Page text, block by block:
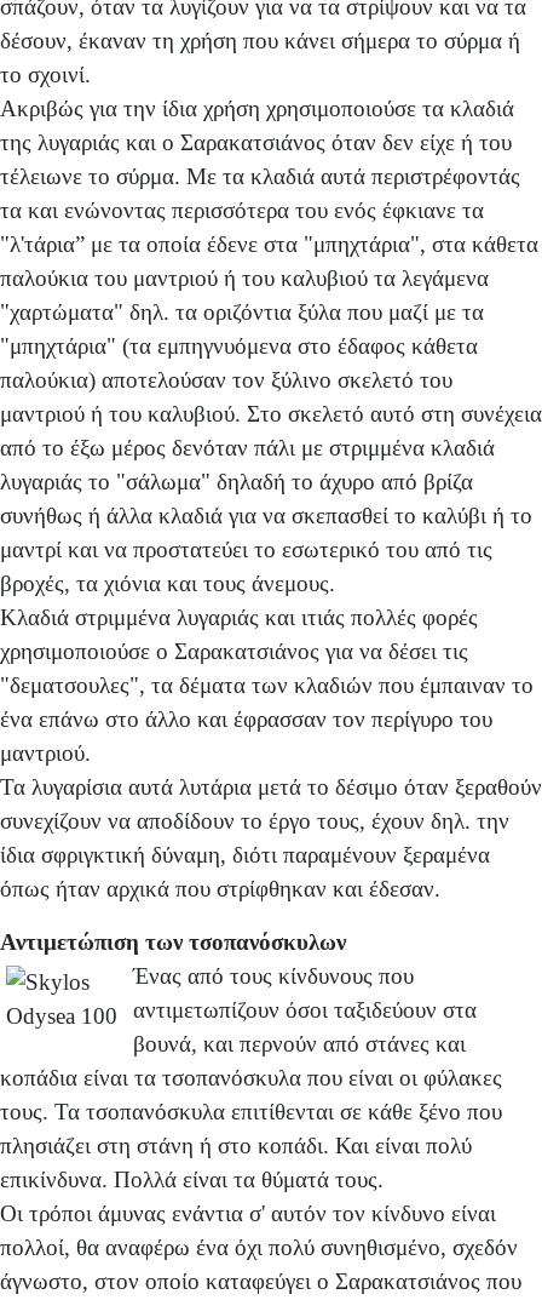
σπάζουν, όταν τα λυγίζουν για να τα στρίψουν και να τα
δέσουν, έκαναν τη χρήση που κάνει σήμερα το σύρμα ή
το σχοινί.
Ακριβώς για την ίδια χρήση χρησιμοποιούσε τα κλαδιά
της λυγαριάς και ο Σαρακατσιάνος όταν δεν είχε ή του
τέλειωνε το σύρμα. Με τα κλαδιά αυτά περιστρέφοντάς
τα και ενώνοντας περισσότερα του ενός έφκιανε τα
"λ'τάρια” με τα οποία έδενε στα "μπηχτάρια", στα κάθετα
παλούκια του μαντριού ή του καλυβιού τα λεγάμενα
"χαρτώματα" δηλ. τα οριζόντια ξύλα που μαζί με τα
"μπηχτάρια" (τα εμπηγνυόμενα στο έδαφος κάθετα
παλούκια) αποτελούσαν τον ξύλινο σκελετό του
μαντριού ή του καλυβιού. Στο σκελετό αυτό στη συνέχεια
από το έξω μέρος δενόταν πάλι με στριμμένα κλαδιά
λυγαριάς το "σάλωμα" δηλαδή το άχυρο από βρίζα
συνήθως ή άλλα κλαδιά για να σκεπασθεί το καλύβι ή το
μαντρί και να προστατεύει το εσωτερικό του από τις
βροχές, τα χιόνια και τους άνεμους.
Κλαδιά στριμμένα λυγαριάς και ιτιάς πολλές φορές
χρησιμοποιούσε ο Σαρακατσιάνος για να δέσει τις
"δεματσουλες", τα δέματα των κλαδιών που έμπαιναν το
ένα επάνω στο άλλο και έφρασσαν τον περίγυρο του
μαντριού.
Τα λυγαρίσια αυτά λυτάρια μετά το δέσιμο όταν ξεραθούν
συνεχίζουν να αποδίδουν το έργο τους, έχουν δηλ. την
ίδια σφριγκτική δύναμη, διότι παραμένουν ξεραμένα
όπως ήταν αρχικά που στρίφθηκαν και έδεσαν.
Αντιμετώπιση των τσοπανόσκυλων
Ένας από τους κίνδυνους που
αντιμετωπίζουν όσοι ταξιδεύουν στα
βουνά, και περνούν από στάνες και
κοπάδια είναι τα τσοπανόσκυλα που είναι οι φύλακες
τους. Τα τσοπανόσκυλα επιτίθενται σε κάθε ξένο που
πλησιάζει στη στάνη ή στο κοπάδι. Και είναι πολύ
επικίνδυνα. Πολλά είναι τα θύματά τους.
Οι τρόποι άμυνας ενάντια σ' αυτόν τον κίνδυνο είναι
πολλοί, θα αναφέρω ένα όχι πολύ συνηθισμένο, σχεδόν
άγνωστο, στον οποίο καταφεύγει ο Σαρακατσιάνος που